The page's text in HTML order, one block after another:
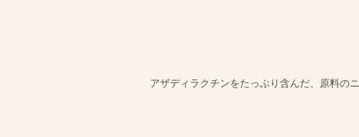
アザディラクチンをたっぷり含んだ、原料の